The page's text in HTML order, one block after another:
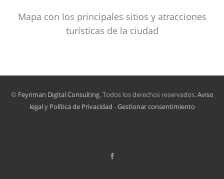
Mapa con los principales sitios y atracciones
turísticas de la ciudad
© Feynman Digital Consulting. Todos los derechos reservados.Aviso
legal y Política de Privacidad -Gestionar consentimiento